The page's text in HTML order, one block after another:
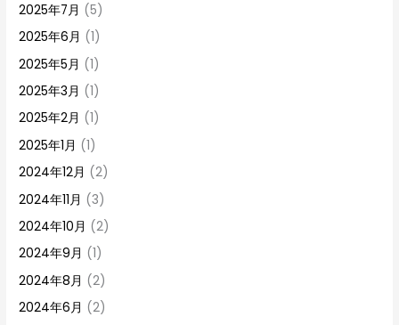
2025年7月 (5)
2025年6月 (1)
2025年5月 (1)
2025年3月 (1)
2025年2月 (1)
2025年1月 (1)
2024年12月 (2)
2024年11月 (3)
2024年10月 (2)
2024年9月 (1)
2024年8月 (2)
2024年6月 (2)